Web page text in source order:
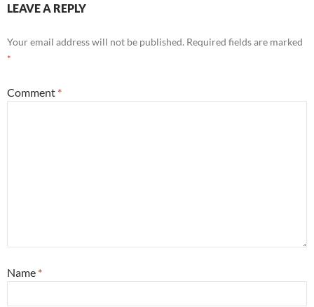
LEAVE A REPLY
Your email address will not be published. Required fields are marked
*
Comment *
Name *